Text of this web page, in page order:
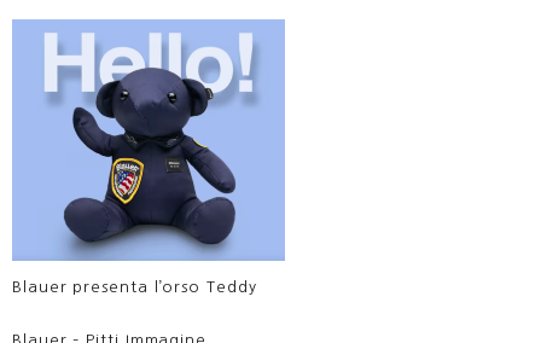
Blauer presenta l’orso Teddy
Blauer – Pitti Immagine